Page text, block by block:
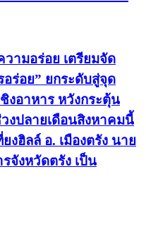
ามอร่อย เตรียมจัด
ร่อย” ยกระดับสู่จุด
งอาหาร หวังกระตุ้น
งปลายเดือนสิงหาคมนี้
งฮิลล์ อ. เมืองตรัง นาย
จังหวัดตรัง เป็น